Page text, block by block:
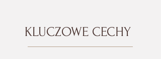
KLUCZOWE CECHY